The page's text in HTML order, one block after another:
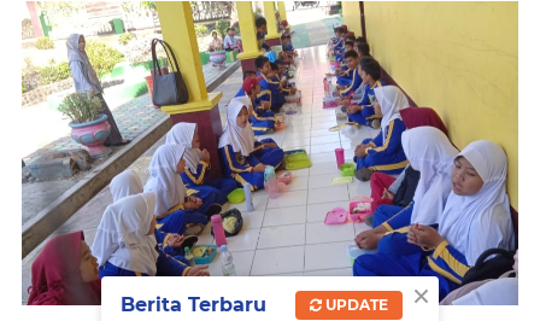
×
Berita Terbaru UPDATE